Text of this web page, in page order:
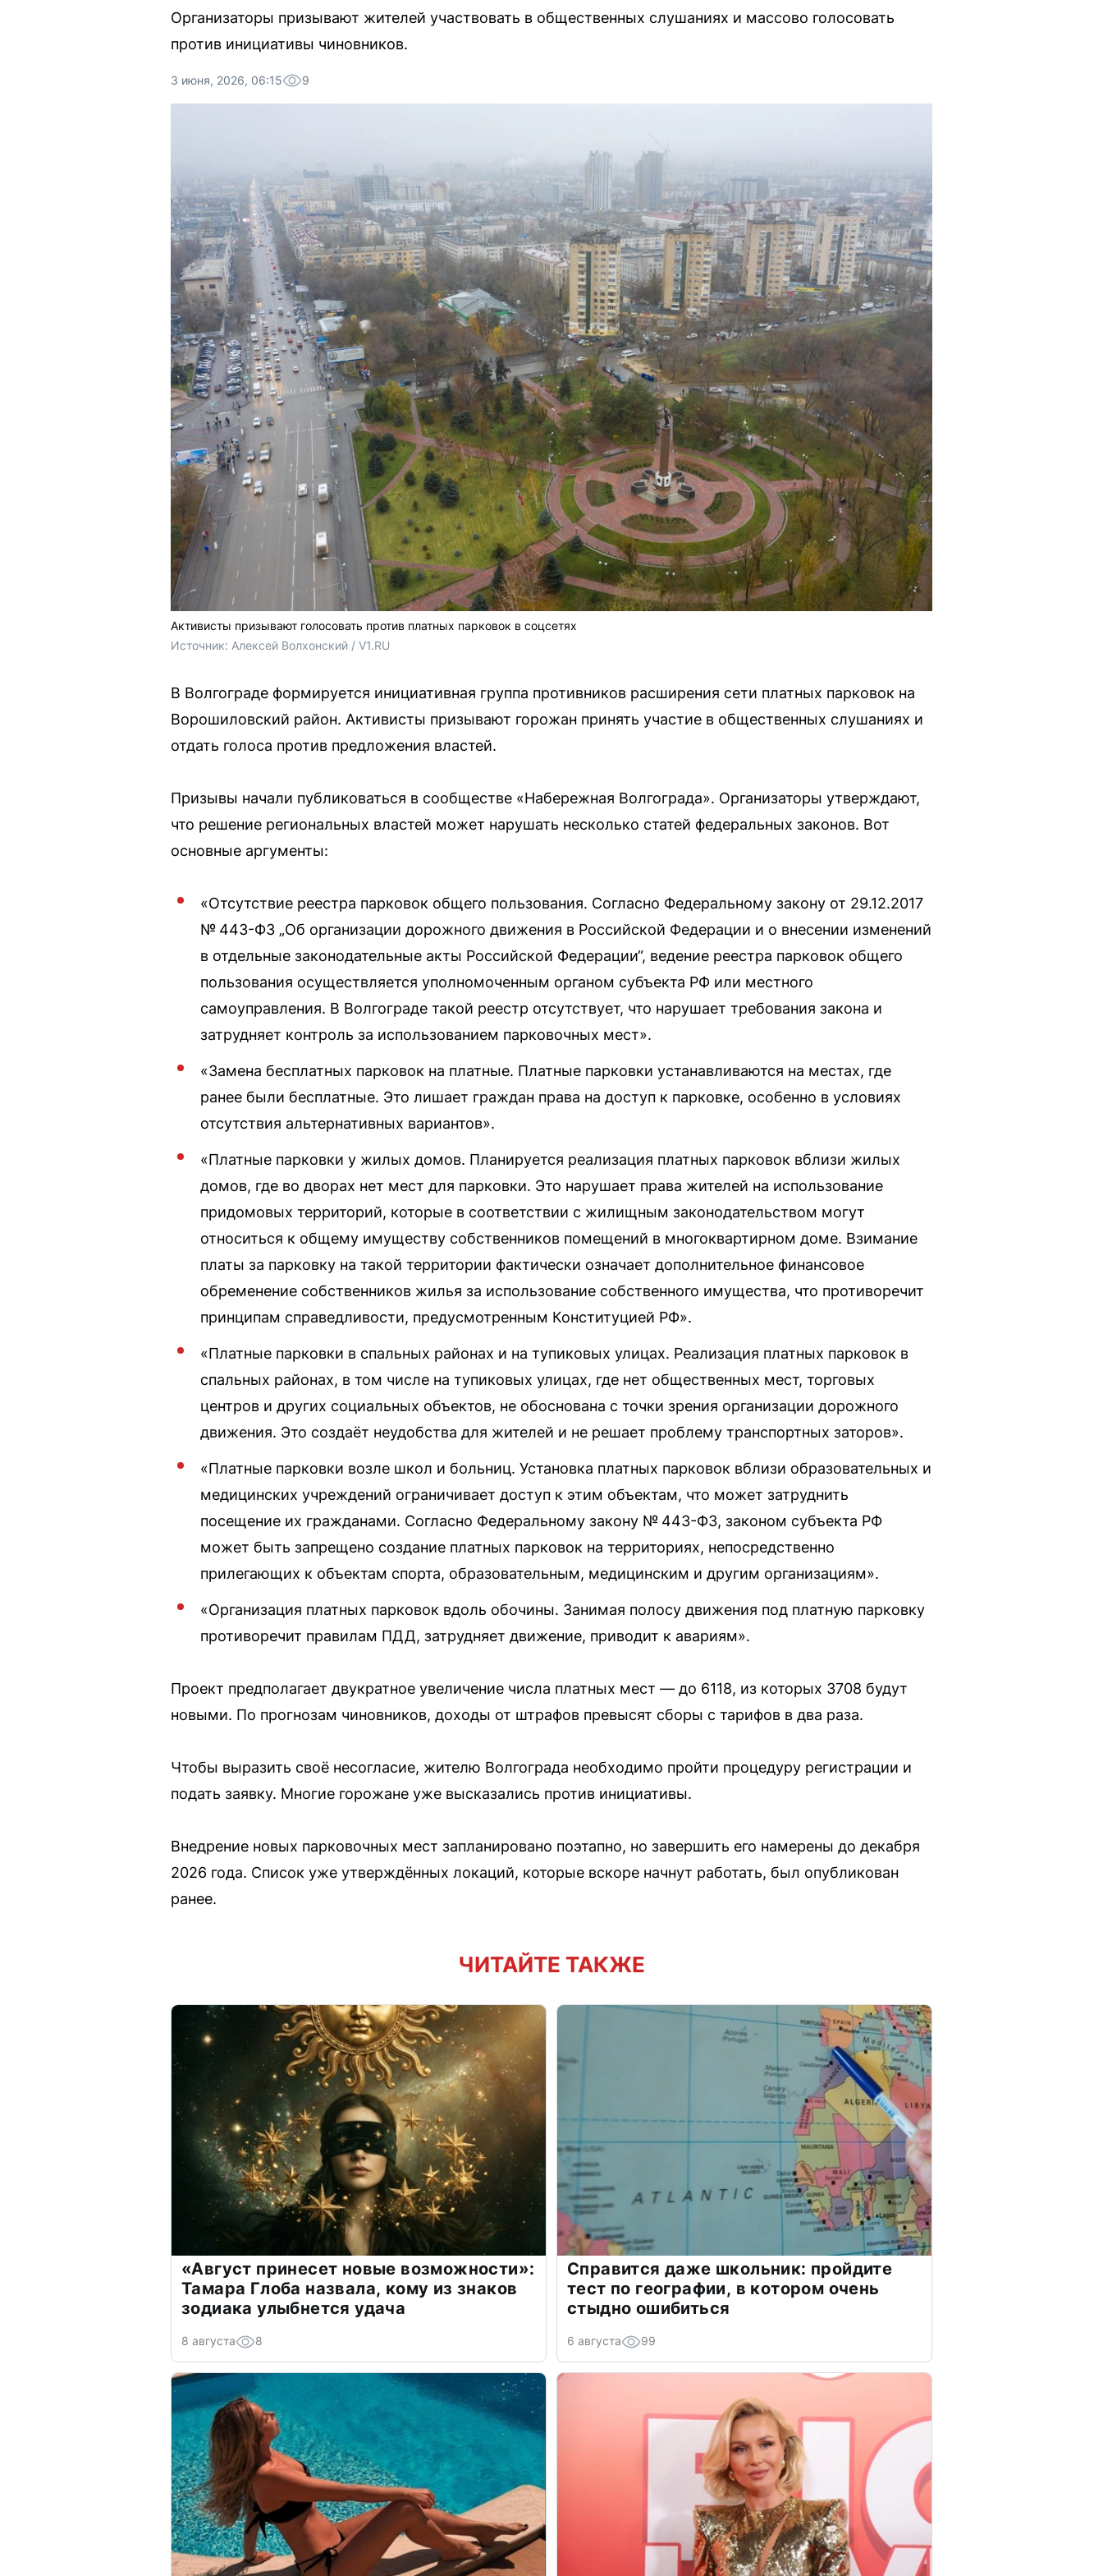
Организаторы призывают жителей участвовать в общественных слушаниях и массово голосовать
против инициативы чиновников.
3 июня, 2026, 06:15 9
Активисты призывают голосовать против платных парковок в соцсетях
Источник: Алексей Волхонский / V1.RU
В Волгограде формируется инициативная группа противников расширения сети платных парковок на
Ворошиловский район. Активисты призывают горожан принять участие в общественных слушаниях и
отдать голоса против предложения властей.
Призывы начали публиковаться в сообществе «Набережная Волгограда». Организаторы утверждают,
что решение региональных властей может нарушать несколько статей федеральных законов. Вот
основные аргументы:
«Отсутствие реестра парковок общего пользования. Согласно Федеральному закону от 29.12.2017
№ 443-ФЗ „Об организации дорожного движения в Российской Федерации и о внесении изменений
в отдельные законодательные акты Российской Федерации“, ведение реестра парковок общего
пользования осуществляется уполномоченным органом субъекта РФ или местного
самоуправления. В Волгограде такой реестр отсутствует, что нарушает требования закона и
затрудняет контроль за использованием парковочных мест».
«Замена бесплатных парковок на платные. Платные парковки устанавливаются на местах, где
ранее были бесплатные. Это лишает граждан права на доступ к парковке, особенно в условиях
отсутствия альтернативных вариантов».
«Платные парковки у жилых домов. Планируется реализация платных парковок вблизи жилых
домов, где во дворах нет мест для парковки. Это нарушает права жителей на использование
придомовых территорий, которые в соответствии с жилищным законодательством могут
относиться к общему имуществу собственников помещений в многоквартирном доме. Взимание
платы за парковку на такой территории фактически означает дополнительное финансовое
обременение собственников жилья за использование собственного имущества, что противоречит
принципам справедливости, предусмотренным Конституцией РФ».
«Платные парковки в спальных районах и на тупиковых улицах. Реализация платных парковок в
спальных районах, в том числе на тупиковых улицах, где нет общественных мест, торговых
центров и других социальных объектов, не обоснована с точки зрения организации дорожного
движения. Это создаёт неудобства для жителей и не решает проблему транспортных заторов».
«Платные парковки возле школ и больниц. Установка платных парковок вблизи образовательных и
медицинских учреждений ограничивает доступ к этим объектам, что может затруднить
посещение их гражданами. Согласно Федеральному закону № 443-ФЗ, законом субъекта РФ
может быть запрещено создание платных парковок на территориях, непосредственно
прилегающих к объектам спорта, образовательным, медицинским и другим организациям».
«Организация платных парковок вдоль обочины. Занимая полосу движения под платную парковку
противоречит правилам ПДД, затрудняет движение, приводит к авариям».
Проект предполагает двукратное увеличение числа платных мест — до 6118, из которых 3708 будут
новыми. По прогнозам чиновников, доходы от штрафов превысят сборы с тарифов в два раза.
Чтобы выразить своё несогласие, жителю Волгограда необходимо пройти процедуру регистрации и
подать заявку. Многие горожане уже высказались против инициативы.
Внедрение новых парковочных мест запланировано поэтапно, но завершить его намерены до декабря
2026 года. Список уже утверждённых локаций, которые вскоре начнут работать, был опубликован
ранее.
ЧИТАЙТЕ ТАКЖЕ
«Август принесет новые возможности»:
Тамара Глоба назвала, кому из знаков
зодиака улыбнется удача
8 августа 8
Справится даже школьник: пройдите
тест по географии, в котором очень
стыдно ошибиться
6 августа 99